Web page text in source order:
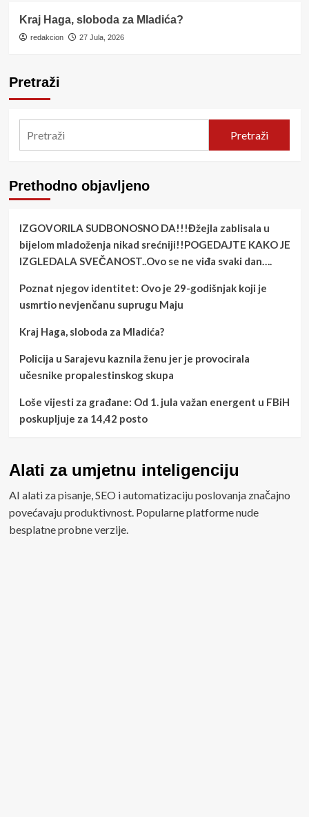
Kraj Haga, sloboda za Mladića?
redakcion 27 Jula, 2026
Pretraži
Pretraži
Prethodno objavljeno
IZGOVORILA SUDBONOSNO DA!!!Đžejla zablisala u
bijelom mladoženja nikad srećniji!!POGEDAJTE KAKO JE
IZGLEDALA SVEČANOST..Ovo se ne viđa svaki dan….
Poznat njegov identitet: Ovo je 29-godišnjak koji je
usmrtio nevjenčanu suprugu Maju
Kraj Haga, sloboda za Mladića?
Policija u Sarajevu kaznila ženu jer je provocirala
učesnike propalestinskog skupa
Loše vijesti za građane: Od 1. jula važan energent u FBiH
poskupljuje za 14,42 posto
Alati za umjetnu inteligenciju
AI alati za pisanje, SEO i automatizaciju poslovanja značajno
povećavaju produktivnost. Popularne platforme nude
besplatne probne verzije.